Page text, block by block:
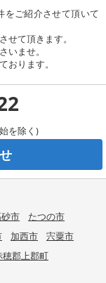
をご紹介させて頂いて
せて頂きます。
いませ。
おります。
を除く)
市
たつの市
加西市
宍粟市
穂郡上郡町